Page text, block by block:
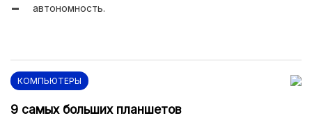
автономность.
КОМПЬЮТЕРЫ
9 самых больших планшетов